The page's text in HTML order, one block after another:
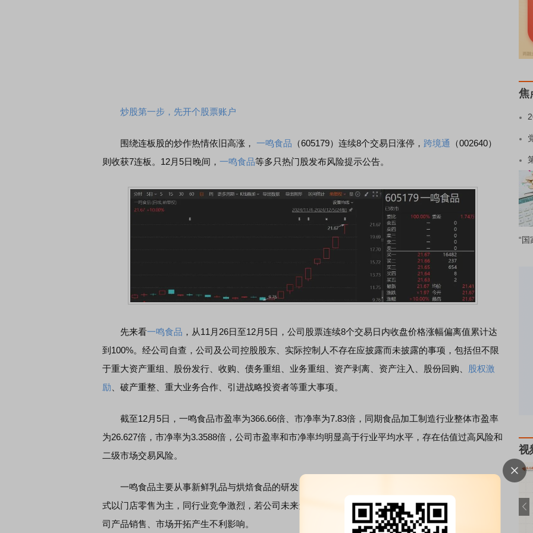
炒股第一步，先开个股票账户
围绕连板股的炒作热情依旧高涨， 一鸣食品 （605179）连续8个交易日涨停， 跨境通
（002640）
则收获7连板。12月5日晚间， 一鸣食品等多只热门股发布风险提示公告。
先来看一鸣食品 ，从11月26日至12月5日，公司股票连续8个交易日内收盘价格涨幅偏离值累计达
到100%。经公司自查，公司及公司控股股东、实际控制人不存在应披露而未披露的事项，包括但不限
于重大资产重组、股份发行、收购、债务重组、业务重组、资产剥离、资产注入、股份回购、
股权激
励 、破产重整、重大业务合作、引进战略投资者等重大事项。
截至12月5日，一鸣食品市盈率为366.66倍、市净率为7.83倍，同期食品加工制造行业整体市盈率
为26.627倍，市净率为3.3588倍，公司市盈率和市净率均明显高于行业平均水平，存在估值过高风险和
二级市场交易风险。
一鸣食品主要从事新鲜乳品与烘焙食品的研发、生产、销售及连锁经营业务。公司现有的商业模
式以门店零售为主，同行业竞争激烈，若公司未来无法及时开发出符合客户消费需求的产品，将对公
司产品销售、市场开拓产生不利影响。
焦
“国
视